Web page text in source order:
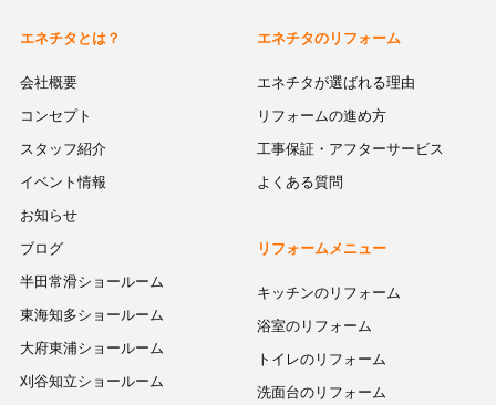
エネチタとは？
会社概要
コンセプト
スタッフ紹介
イベント情報
お知らせ
ブログ
半田常滑ショールーム
東海知多ショールーム
大府東浦ショールーム
刈谷知立ショールーム
エネチタのリフォーム
エネチタが選ばれる理由
リフォームの進め方
工事保証・アフターサービス
よくある質問
リフォームメニュー
キッチンのリフォーム
浴室のリフォーム
トイレのリフォーム
洗面台のリフォーム